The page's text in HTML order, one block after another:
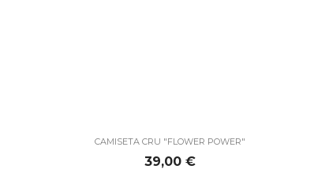
CAMISETA CRU "FLOWER POWER"
Precio
39,00 €
Vista rápida